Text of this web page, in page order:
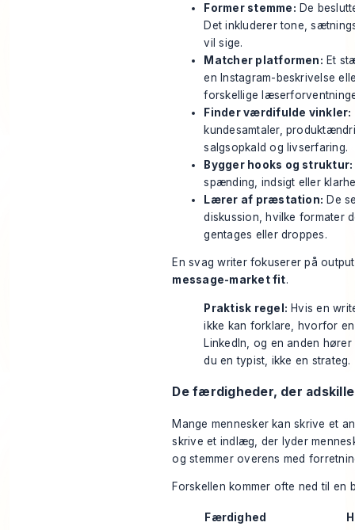
Former stemme: De
Det inkluderer tone,
vil sige.
Matcher platformen: Et
en Instagram-beskrivelse
forskellige
Finder værdifulde vinkler:
kundesamtaler,
salgsopkald og livserfaring.
Bygger hooks og struktur:
spænding, indsigt eller
Lærer af præstation: De
diskussion, hvilke formater
gentages eller droppes.
En svag writer fokuserer på
message-market fit.
Praktisk regel: Hvis en
ikke kan forklare, hvorfor
LinkedIn, og en anden
du en typist, ikke en strateg.
De færdigheder, der
Mange mennesker kan skrive et
skrive et indlæg, der lyder
og stemmer overens med
Forskellen kommer ofte ned til en
Færdighed